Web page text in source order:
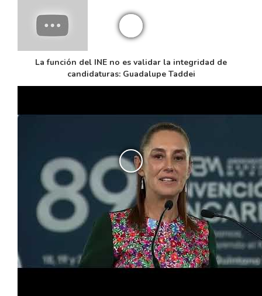
La función del INE no es validar la integridad de
candidaturas: Guadalupe Taddei